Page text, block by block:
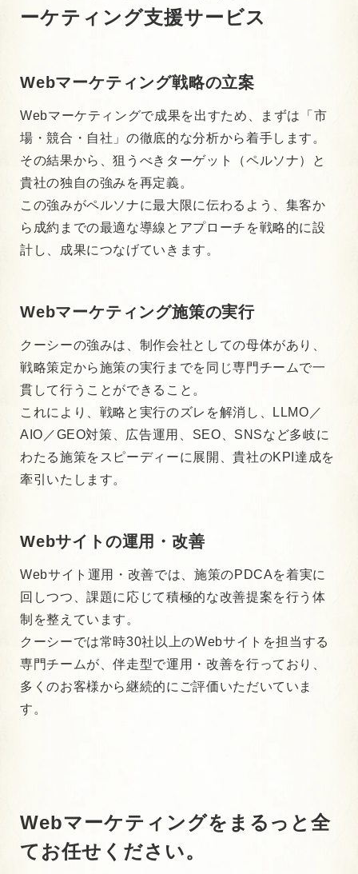
ーケティング支援サービス
Webマーケティング戦略の立案
Webマーケティングで成果を出すため、まずは「市
場・競合・自社」の徹底的な分析から着手します。
その結果から、狙うべきターゲット（ペルソナ）と
貴社の独自の強みを再定義。
この強みがペルソナに最大限に伝わるよう、集客か
ら成約までの最適な導線とアプローチを戦略的に設
計し、成果につなげていきます。
Webマーケティング施策の実行
クーシーの強みは、制作会社としての母体があり、
戦略策定から施策の実行までを同じ専門チームで一
貫して行うことができること。
これにより、戦略と実行のズレを解消し、LLMO／
AIO／GEO対策、広告運用、SEO、SNSなど多岐に
わたる施策をスピーディーに展開、貴社のKPI達成を
牽引いたします。
Webサイトの運用・改善
Webサイト運用・改善では、施策のPDCAを着実に
回しつつ、課題に応じて積極的な改善提案を行う体
制を整えています。
クーシーでは常時30社以上のWebサイトを担当する
専門チームが、伴走型で運用・改善を行っており、
多くのお客様から継続的にご評価いただいていま
す。
Webマーケティングをまるっと全
てお任せください。